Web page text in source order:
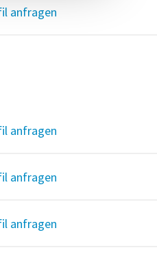
anfragen
anfragen
anfragen
anfragen